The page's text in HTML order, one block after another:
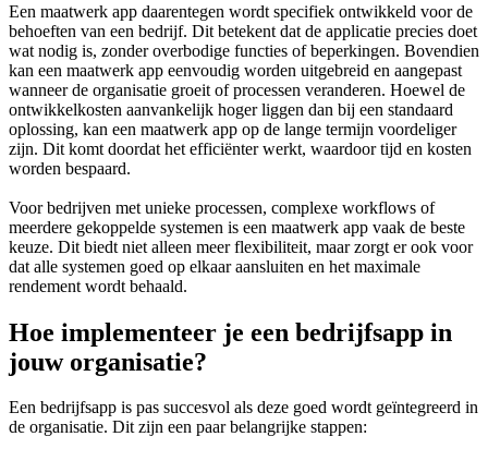
Een maatwerk app daarentegen wordt specifiek ontwikkeld voor de
behoeften van een bedrijf. Dit betekent dat de applicatie precies doet
wat nodig is, zonder overbodige functies of beperkingen. Bovendien
kan een maatwerk app eenvoudig worden uitgebreid en aangepast
wanneer de organisatie groeit of processen veranderen. Hoewel de
ontwikkelkosten aanvankelijk hoger liggen dan bij een standaard
oplossing, kan een maatwerk app op de lange termijn voordeliger
zijn. Dit komt doordat het efficiënter werkt, waardoor tijd en kosten
worden bespaard.
Voor bedrijven met unieke processen, complexe workflows of
meerdere gekoppelde systemen is een maatwerk app vaak de beste
keuze. Dit biedt niet alleen meer flexibiliteit, maar zorgt er ook voor
dat alle systemen goed op elkaar aansluiten en het maximale
rendement wordt behaald.
Hoe implementeer je een bedrijfsapp in
jouw organisatie?
Een bedrijfsapp is pas succesvol als deze goed wordt geïntegreerd in
de organisatie. Dit zijn een paar belangrijke stappen: